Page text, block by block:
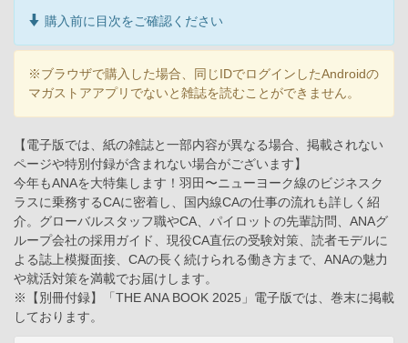
購入前に目次をご確認ください
※ブラウザで購入した場合、同じIDでログインしたAndroidの
マガストアアプリでないと雑誌を読むことができません。
【電子版では、紙の雑誌と一部内容が異なる場合、掲載されない
ページや特別付録が含まれない場合がございます】
今年もANAを大特集します！羽田〜ニューヨーク線のビジネスク
ラスに乗務するCAに密着し、国内線CAの仕事の流れも詳しく紹
介。グローバルスタッフ職やCA、パイロットの先輩訪問、ANAグ
ループ会社の採用ガイド、現役CA直伝の受験対策、読者モデルに
よる誌上模擬面接、CAの長く続けられる働き方まで、ANAの魅力
や就活対策を満載でお届けします。
※【別冊付録】「THE ANA BOOK 2025」電子版では、巻末に掲載
しております。